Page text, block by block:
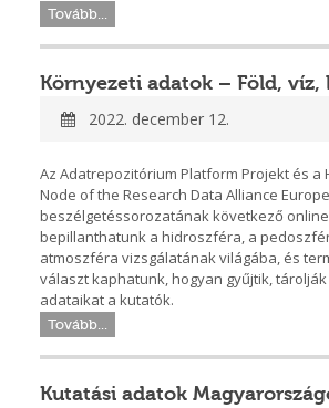
Tovább...
Környezeti adatok – Föld, víz,
2022. december 12.
Az Adatrepozitórium Platform Projekt és a
Node of the Research Data Alliance
beszélgetéssorozatának következő
bepillanthatunk a hidroszféra, a
atmoszféra vizsgálatának világába, és
választ kaphatunk, hogyan gyűjtik,
adataikat a kutatók.
Tovább...
Kutatási adatok